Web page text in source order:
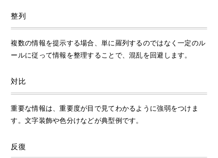
整列
複数の情報を提示する場合、単に羅列するのではなく一定のル
ールに従って情報を整理することで、混乱を回避します。
対比
重要な情報は、重要度が目で見てわかるように強弱をつけま
す。文字装飾や色分けなどが典型例です。
反復